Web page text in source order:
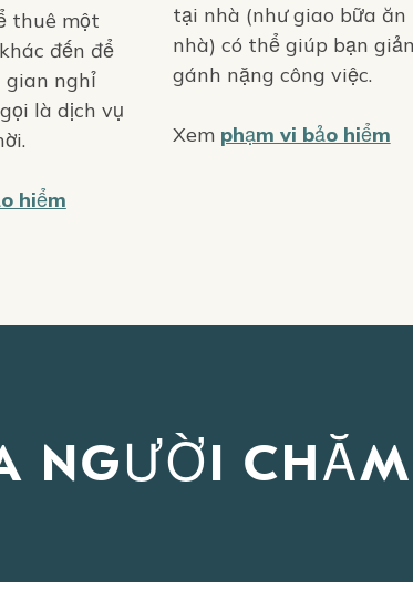
thuê một
đến để
gian nghỉ
là dịch vụ
hiểm
tại nhà (như giao bữa ăn
nhà) có thể giúp bạn
gánh nặng công việc.
Xem phạm vi bảo hiểm
NGƯỜI